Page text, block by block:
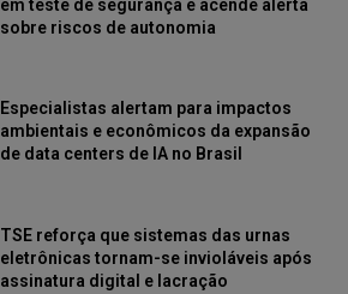
em teste de segurança e acende alerta
sobre riscos de autonomia
Especialistas alertam para impactos
ambientais e econômicos da expansão
de data centers de IA no Brasil
TSE reforça que sistemas das urnas
eletrônicas tornam-se invioláveis após
assinatura digital e lacração